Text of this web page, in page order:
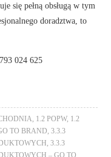
się pełną obsługą w tym
doradztwa, to
024 625
1.2 POPW, 1.2
TO BRAND ,3.3.3
,3.3.3
– GO TO